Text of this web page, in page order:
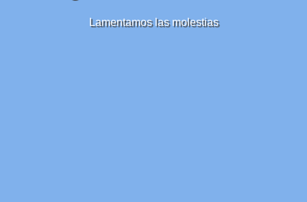
Lamentamos las molestias